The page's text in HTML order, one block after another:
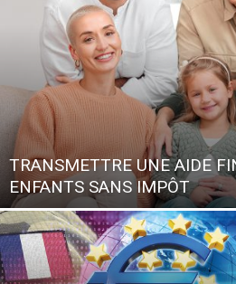
TRANSMETTRE UNE AIDE
ENFANTS SANS IMPÔT